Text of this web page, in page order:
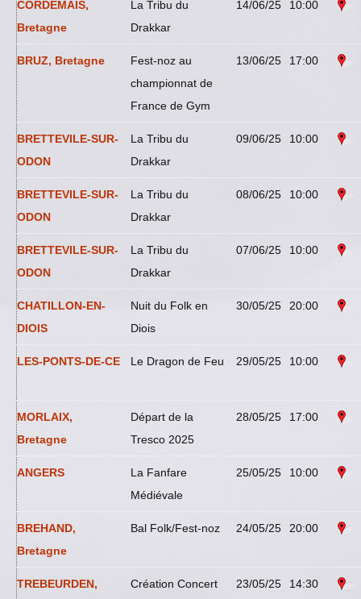
CORDEMAIS,
Bretagne
La Tribu du
Drakkar
14/06/25 10:00
BRUZ, Bretagne
Fest-noz au
championnat de
France de Gym
13/06/25 17:00
BRETTEVILE-SUR-
ODON
La Tribu du
Drakkar
09/06/25 10:00
BRETTEVILE-SUR-
ODON
La Tribu du
Drakkar
08/06/25 10:00
BRETTEVILE-SUR-
ODON
La Tribu du
Drakkar
07/06/25 10:00
CHATILLON-EN-
DIOIS
Nuit du Folk en
Diois
30/05/25 20:00
LES-PONTS-DE-CE Le Dragon de Feu 29/05/25 10:00
MORLAIX,
Bretagne
Départ de la
Tresco 2025
28/05/25 17:00
ANGERS
La Fanfare
Médiévale
25/05/25 10:00
BREHAND,
Bretagne
Bal Folk/Fest-noz 24/05/25 20:00
TREBEURDEN,
Création Concert
23/05/25 14:30